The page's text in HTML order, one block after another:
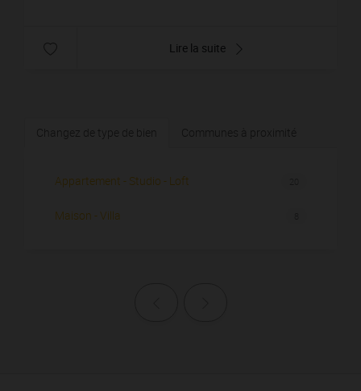
Lire la suite
Changez de type de bien Communes à proximité
Appartement - Studio - Loft
Maison - Villa